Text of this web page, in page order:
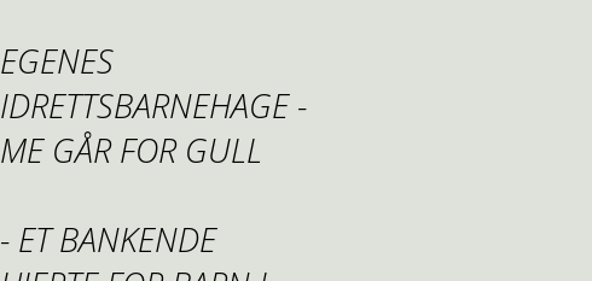
EGENES
IDRETTSBARNEHAGE -
ME GÅR FOR GULL
- ET BANKENDE